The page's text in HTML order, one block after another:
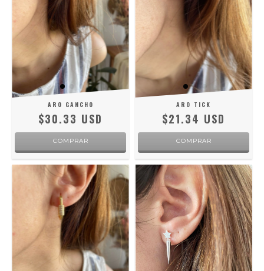
ARO GANCHO
$30.33 USD
COMPRAR
ARO TICK
$21.34 USD
COMPRAR